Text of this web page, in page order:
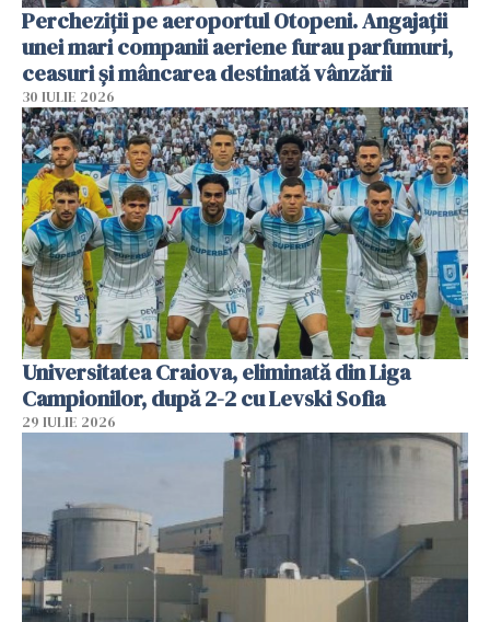
Percheziții pe aeroportul Otopeni. Angajații
unei mari companii aeriene furau parfumuri,
ceasuri și mâncarea destinată vânzării
30 IULIE 2026
Universitatea Craiova, eliminată din Liga
Campionilor, după 2-2 cu Levski Sofia
29 IULIE 2026